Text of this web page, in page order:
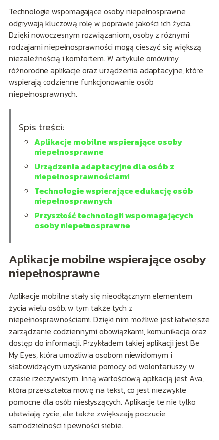
Technologie wspomagające osoby niepełnosprawne
odgrywają kluczową rolę w poprawie jakości ich życia.
Dzięki nowoczesnym rozwiązaniom, osoby z różnymi
rodzajami niepełnosprawności mogą cieszyć się większą
niezależnością i komfortem. W artykule omówimy
różnorodne aplikacje oraz urządzenia adaptacyjne, które
wspierają codzienne funkcjonowanie osób
niepełnosprawnych.
Spis treści:
Aplikacje mobilne wspierające osoby
niepełnosprawne
Urządzenia adaptacyjne dla osób z
niepełnosprawnościami
Technologie wspierające edukację osób
niepełnosprawnych
Przyszłość technologii wspomagających
osoby niepełnosprawne
Aplikacje mobilne wspierające osoby
niepełnosprawne
Aplikacje mobilne stały się nieodłącznym elementem
życia wielu osób, w tym także tych z
niepełnosprawnościami. Dzięki nim możliwe jest łatwiejsze
zarządzanie codziennymi obowiązkami, komunikacja oraz
dostęp do informacji. Przykładem takiej aplikacji jest Be
My Eyes, która umożliwia osobom niewidomym i
słabowidzącym uzyskanie pomocy od wolontariuszy w
czasie rzeczywistym. Inną wartościową aplikacją jest Ava,
która przekształca mowę na tekst, co jest niezwykle
pomocne dla osób niesłyszących. Aplikacje te nie tylko
ułatwiają życie, ale także zwiększają poczucie
samodzielności i pewności siebie.